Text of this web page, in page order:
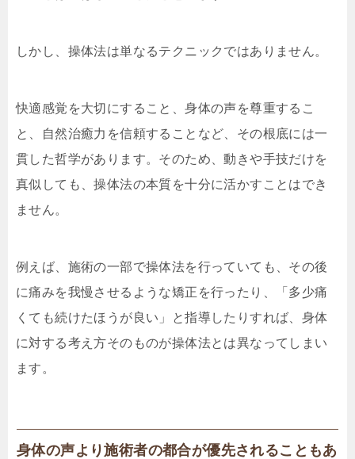
しかし、操体法は単なるテクニックではありません。
快適感覚を大切にすること、身体の声を尊重するこ
と、自然治癒力を信頼することなど、その根底には一
貫した哲学があります。そのため、動きや手技だけを
真似しても、操体法の本質を十分に活かすことはでき
ません。
例えば、施術の一部で操体法を行っていても、その後
に痛みを我慢させるような矯正を行ったり、「多少痛
くても続けたほうが良い」と指導したりすれば、身体
に対する考え方そのものが操体法とは異なってしまい
ます。
身体の声より施術者の都合が優先されることもあ